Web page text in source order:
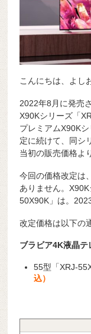
こんにちは、よし
2022年8月に発売
X90Kシリーズ「
プレミアムX90K
定に続けて、同シ
当初の販売価格よ
今回の価格改定は
ありません。
50X90K」は。
改定価格は以下の
ブラビア4K液晶
55型「XRJ-
込）